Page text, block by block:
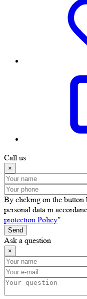
Call us
×
By clicking on the button
personal data in
protection Policy"
Send
Ask a question
×